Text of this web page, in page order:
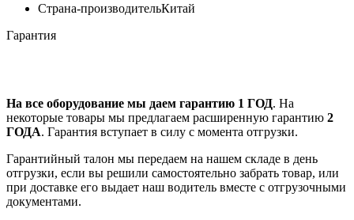
Страна-производительКитай
Гарантия
На все оборудование мы даем гарантию 1 ГОД. На
некоторые товары мы предлагаем расширенную гарантию 2
ГОДА. Гарантия вступает в силу с момента отгрузки.
Гарантийный талон мы передаем на нашем складе в день
отгрузки, если вы решили самостоятельно забрать товар, или
при доставке его выдает наш водитель вместе с отгрузочными
документами.